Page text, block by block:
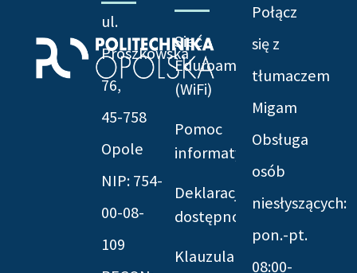
ul.
Prószkowska
76,
45-758
Opole
NIP: 754-
00-08-
109
Sieć
Eduroam
(WiFi)
Pomoc
informatyczna
Deklaracja
dostępności
Klauzula
Połącz
się z
tłumaczem
Migam
Obsługa
osób
niesłyszących:
pon.-pt.
08:00-